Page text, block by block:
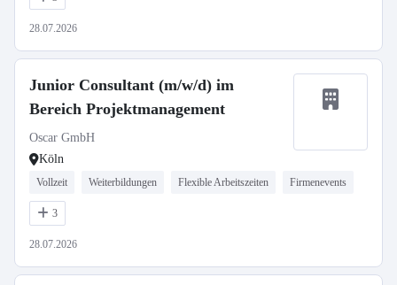
28.07.2026
Junior Consultant (m/w/d) im
Bereich Projektmanagement
Oscar GmbH
Köln
Vollzeit Weiterbildungen Flexible Arbeitszeiten Firmenevents
3
28.07.2026